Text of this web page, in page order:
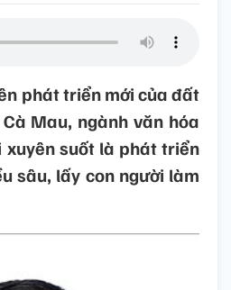
phát triển mới của đất
Mau, ngành văn hóa
xuyên suốt là phát triển
sâu, lấy con người làm